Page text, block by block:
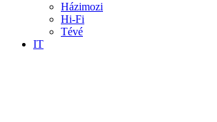
Házimozi
Hi-Fi
Tévé
IT